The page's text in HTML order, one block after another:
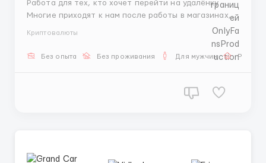
Работа для тех, кто хочет перейти на удалёнку
Многие приходят к нам после работы в магазинах,
офисах или на складах и выбирают удалённый
мы набираем новых операторов чата. Что входит в
Криптовалюты
Без опыта Без проживания Для мужчин Работа